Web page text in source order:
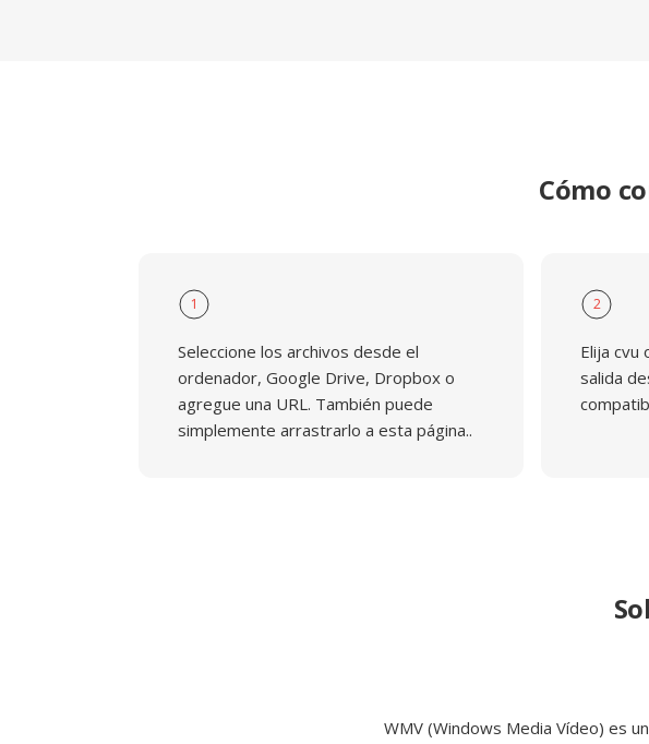
Cómo
1
Seleccione los archivos desde el
ordenador, Google Drive, Dropbox o
agregue una URL. También puede
simplemente arrastrarlo a esta página..
2
Elija cvu
salida
WMV (Windows Media Vídeo) es